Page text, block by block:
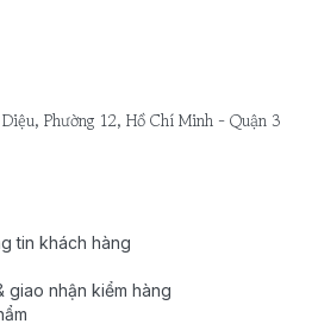
Phường 12, Hồ Chí Minh - Quận 3
tin khách hàng
giao nhận kiểm hàng